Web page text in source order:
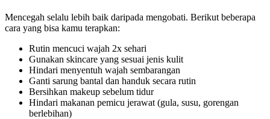
Mencegah selalu lebih baik daripada mengobati. Berikut beberapa
cara yang bisa kamu terapkan:
Rutin mencuci wajah 2x sehari
Gunakan skincare yang sesuai jenis kulit
Hindari menyentuh wajah sembarangan
Ganti sarung bantal dan handuk secara rutin
Bersihkan makeup sebelum tidur
Hindari makanan pemicu jerawat (gula, susu, gorengan
berlebihan)